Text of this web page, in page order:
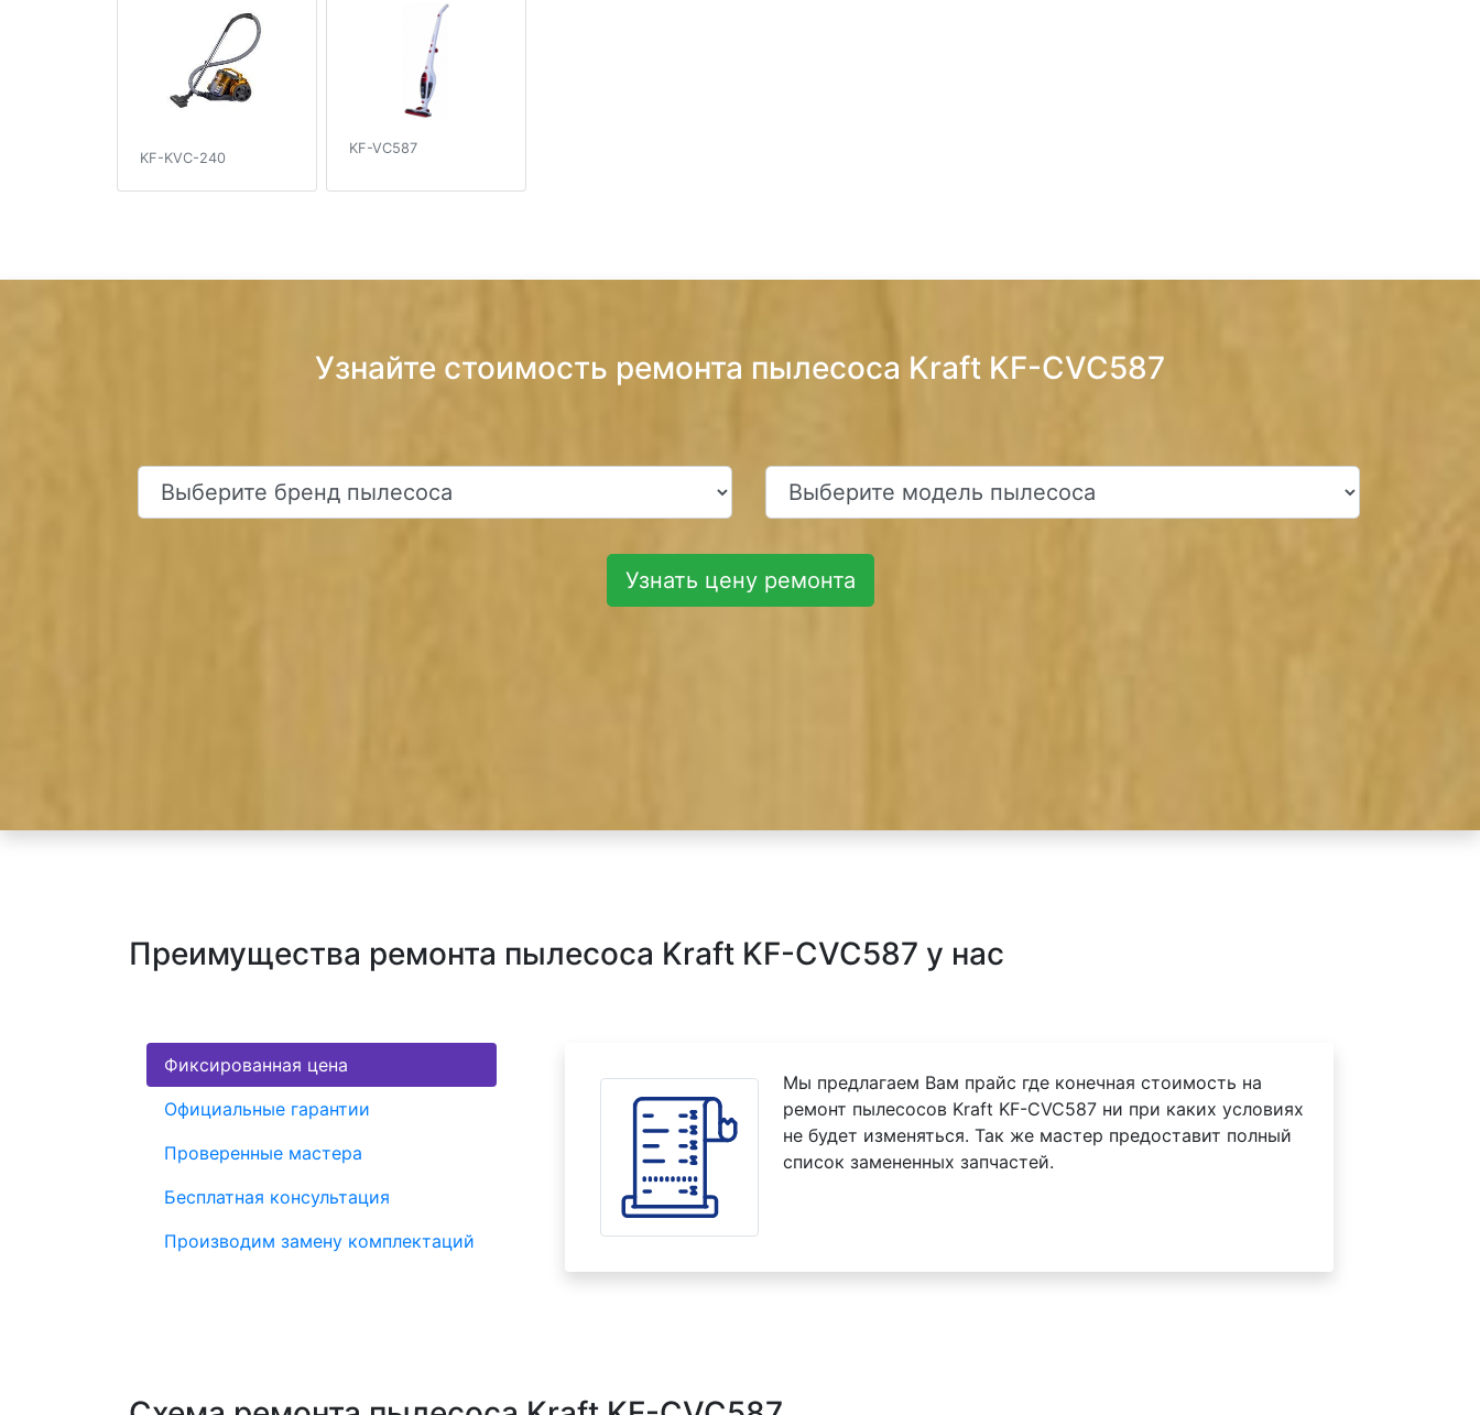
KF-KVC-240
KF-VC587
Узнайте стоимость ремонта пылесоса Kraft KF-CVC587
Узнать цену ремонта
Преимущества ремонта пылесоса Kraft KF-CVC587 у нас
Фиксированная цена
Официальные гарантии
Проверенные мастера
Бесплатная консультация
Производим замену комплектаций
Мы предлагаем Вам прайс где конечная стоимость на
ремонт пылесосов Kraft KF-CVC587 ни при каких условиях
не будет изменяться. Так же мастер предоставит полный
список замененных запчастей.